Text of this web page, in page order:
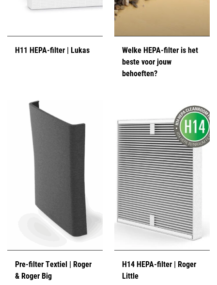
H11 HEPA-filter | Lukas
Welke HEPA-filter is het
beste voor jouw
behoeften?
Pre-filter Textiel | Roger
& Roger Big
H14 HEPA-filter | Roger
Little